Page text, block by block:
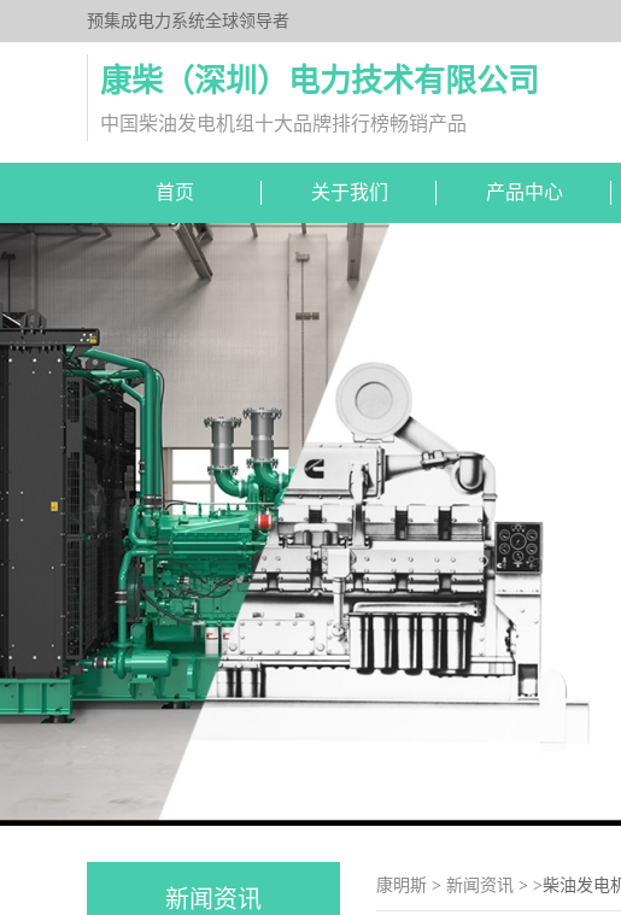
预集成电力系统全球领导者
康柴（深圳）电力技术有限公司
中国柴油发电机组十大品牌排行榜畅销产品
首页 关于我们 产品中心
康明斯 > 新闻资讯 > >柴油发电
新闻资讯